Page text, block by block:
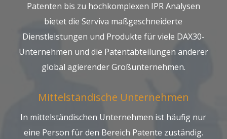
Patenten bis zu hochkomplexen IPR Analysen
bietet die Serviva maßgeschneiderte
Dienstleistungen und Produkte für viele DAX30-
Unternehmen und die Patentabteilungen anderer
global agierender Großunternehmen.
Mittelständische Unternehmen
In mittelständischen Unternehmen ist häufig nur
eine Person für den Bereich Patente zuständig.